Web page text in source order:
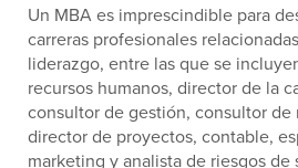
Un MBA es imprescindible para
carreras profesionales
liderazgo, entre las que se
recursos humanos, director de la
consultor de gestión, consultor de
director de proyectos, contable,
marketing y analista de riesgos de